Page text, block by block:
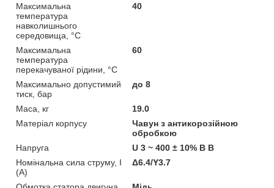
Максимальна
температура
навколишнього
середовища, °C
40
Максимальна
температура
перекачуваної рідини, °C
60
Максимально допустимий
тиск, бар
до 8
Маса, кг
19.0
Матеріал корпусу
Чавун з антикорозійною
обробкою
Напруга
U 3 ~ 400 ± 10% В В
Номінальна сила струму, I
(А)
Δ6.4/Y3.7